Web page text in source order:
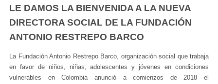
LE DAMOS LA BIENVENIDA A LA NUEVA
DIRECTORA SOCIAL DE LA FUNDACIÓN
ANTONIO RESTREPO BARCO
La Fundación Antonio Restrepo Barco, organización social que trabaja
en favor de niños, niñas, adolescentes y jóvenes en condiciones
vulnerables en Colombia anunció a comienzos de 2018 el